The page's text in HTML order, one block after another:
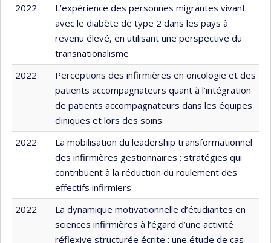
2022
L’expérience des personnes migrantes vivant
avec le diabète de type 2 dans les pays à
revenu élevé, en utilisant une perspective du
transnationalisme
2022
Perceptions des infirmières en oncologie et des
patients accompagnateurs quant à l’intégration
de patients accompagnateurs dans les équipes
cliniques et lors des soins
2022
La mobilisation du leadership transformationnel
des infirmières gestionnaires : stratégies qui
contribuent à la réduction du roulement des
effectifs infirmiers
2022
La dynamique motivationnelle d’étudiantes en
sciences infirmières à l’égard d’une activité
réflexive structurée écrite : une étude de cas